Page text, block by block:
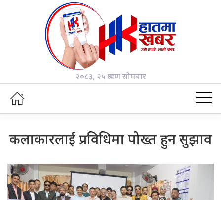
२०८३, २५ श्रावण सोमबार
कलाकारलाई प्रविधिमा पोख्त हुन सुझाव